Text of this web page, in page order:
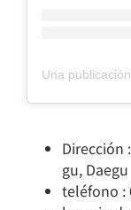
Dirección
gu, Daegu
teléfono :